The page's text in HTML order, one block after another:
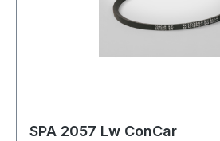
SPA 2057 Lw ConCar